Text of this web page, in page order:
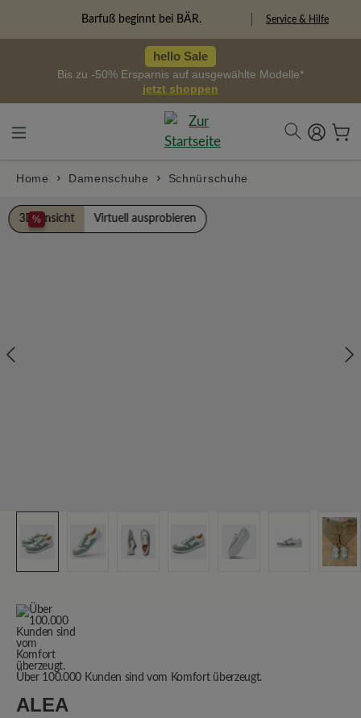
Barfuß beginnt bei BÄR. Service & Hilfe
hello Sale
Bis zu -50% Ersparnis auf ausgewählte Modelle*
jetzt shoppen
Home Damenschuhe Schnürschuhe
%
Bildergalerie überspringen
3D Ansicht Virtuell ausprobieren
Über 100.000 Kunden sind vom Komfort überzeugt.
ALEA